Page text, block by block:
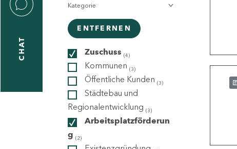
CHAT
Kategorie
ENTFERNEN
Zuschuss (4)
Kommunen (3)
Öffentliche Kunden (3)
Städtebau und
Regionalentwicklung (3)
Arbeitsplatzförderun
g (2)